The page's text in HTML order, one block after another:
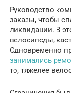
Руководство
заказы, чтобы
ликвидации. В
велосипеды,
Одновременно
занимались
то, тяжелее